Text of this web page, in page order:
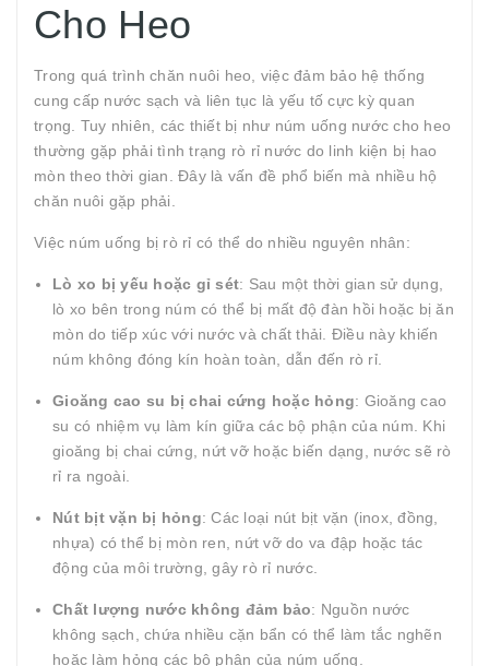
Cho Heo
Trong quá trình chăn nuôi heo, việc đảm bảo hệ thống
cung cấp nước sạch và liên tục là yếu tố cực kỳ quan
trọng. Tuy nhiên, các thiết bị như núm uống nước cho heo
thường gặp phải tình trạng rò rỉ nước do linh kiện bị hao
mòn theo thời gian. Đây là vấn đề phổ biến mà nhiều hộ
chăn nuôi gặp phải.
Việc núm uống bị rò rỉ có thể do nhiều nguyên nhân:
Lò xo bị yếu hoặc gỉ sét: Sau một thời gian sử dụng,
lò xo bên trong núm có thể bị mất độ đàn hồi hoặc bị ăn
mòn do tiếp xúc với nước và chất thải. Điều này khiến
núm không đóng kín hoàn toàn, dẫn đến rò rỉ.
Gioăng cao su bị chai cứng hoặc hỏng: Gioăng cao
su có nhiệm vụ làm kín giữa các bộ phận của núm. Khi
gioăng bị chai cứng, nứt vỡ hoặc biến dạng, nước sẽ rò
rỉ ra ngoài.
Nút bịt vặn bị hỏng: Các loại nút bịt vặn (inox, đồng,
nhựa) có thể bị mòn ren, nứt vỡ do va đập hoặc tác
động của môi trường, gây rò rỉ nước.
Chất lượng nước không đảm bảo: Nguồn nước
không sạch, chứa nhiều cặn bẩn có thể làm tắc nghẽn
hoặc làm hỏng các bộ phận của núm uống.